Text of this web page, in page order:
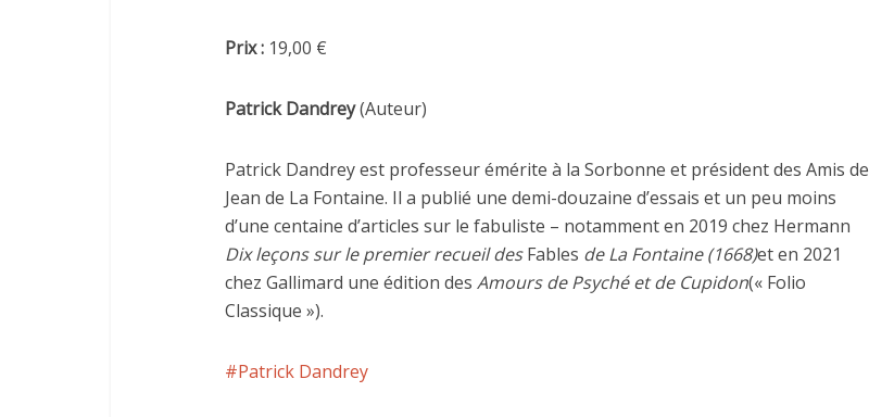
Prix : 19,00 €
Patrick Dandrey(Auteur)
Patrick Dandrey est professeur émérite à la Sorbonne et président des Amis de
Jean de La Fontaine. Il a publié une demi-douzaine d’essais et un peu moins
d’une centaine d’articles sur le fabuliste – notamment en 2019 chez Hermann
Dix leçons sur le premier recueil desFables de La Fontaine (1668)et en 2021
chez Gallimard une édition des Amours de Psyché et de Cupidon(« Folio
Classique »).
Patrick Dandrey